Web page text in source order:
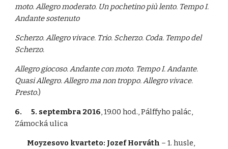
moto. Allegro moderato. Un pochetino più lento. Tempo I.
Andante sostenuto
Scherzo. Allegro vivace. Trio. Scherzo. Coda. Tempo del
Scherzo.
Allegro giocoso. Andante con moto. Tempo I. Andante.
Quasi Allegro. Allegro ma non troppo. Allegro vivace.
Presto.)
6. 5. septembra 2016, 19.00 hod., Pálffyho palác,
Zámocká ulica
Moyzesovo kvarteto: Jozef Horváth – 1. husle,